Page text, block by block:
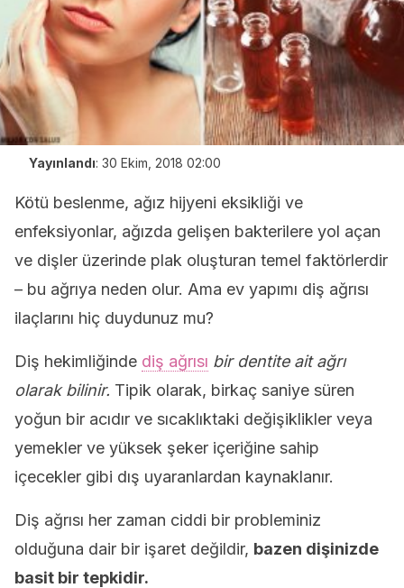
Yayınlandı: 30 Ekim, 2018 02:00
Kötü beslenme, ağız hijyeni eksikliği ve
enfeksiyonlar, ağızda gelişen bakterilere yol açan
ve dişler üzerinde plak oluşturan temel faktörlerdir
– bu ağrıya neden olur. Ama ev yapımı diş ağrısı
ilaçlarını hiç duydunuz mu?
Diş hekimliğinde diş ağrısı bir dentite ait ağrı
olarak bilinir. Tipik olarak, birkaç saniye süren
yoğun bir acıdır ve sıcaklıktaki değişiklikler veya
yemekler ve yüksek şeker içeriğine sahip
içecekler gibi dış uyaranlardan kaynaklanır.
Diş ağrısı her zaman ciddi bir probleminiz
olduğuna dair bir işaret değildir, bazen dişinizde
basit bir tepkidir.